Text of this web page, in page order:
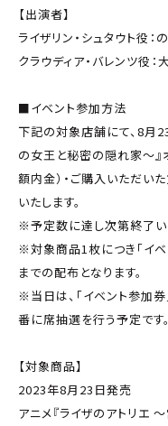
【出演者】
ライザリン・シュタウト役：
クラウディア・バレンツ役
■イベント参加方法
下記の対象店舗にて、8月
の女王と秘密の隠れ家〜』
額内金）・ご購入いただい
いたします。
※予定数に達し次第終了い
※対象商品1枚につき「イ
までの配布となります。
※当日は、「イベント参加
番に席抽選を行う予定です。
【対象商品】
2023年8月23日発売
アニメ『ライザのアトリエ